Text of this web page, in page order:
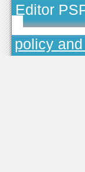
Editor
policy